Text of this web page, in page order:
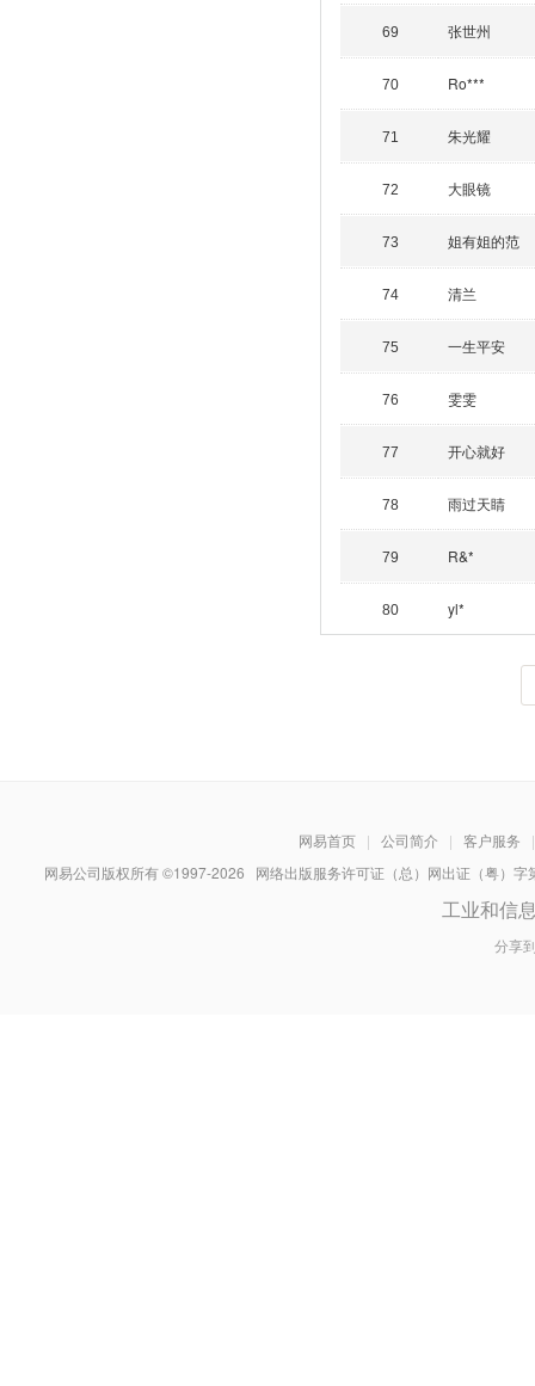
69 张世州
70 Ro***
71 朱光耀
72 大眼镜
73 姐有姐的范
74 清兰
75 一生平安
76 雯雯
77 开心就好
78 雨过天睛
79 R&*
80 yl*
网易首页 | 公司简介 | 客户服务
|
网易公司版权所有 ©1997-2026 网络出版服务许可证（总）网出证（粤）
工业和信
分享